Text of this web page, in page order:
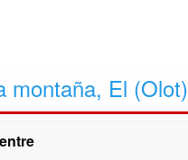
montaña, El (Olot)